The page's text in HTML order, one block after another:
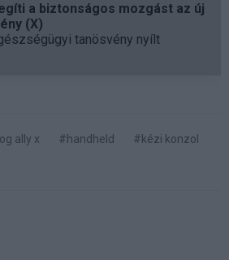
a biztonságos mozgást az új
(X)
tanösvény nyílt
ally x #handheld
#kézi konzol